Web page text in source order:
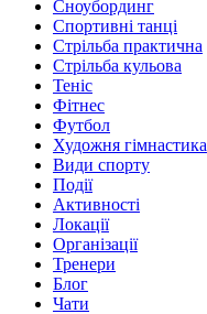
Сноубординг
Спортивні танці
Стрільба практична
Стрільба кульова
Теніс
Фітнес
Футбол
Художня гімнастика
Види спорту
Події
Активності
Локації
Організації
Тренери
Блог
Чати